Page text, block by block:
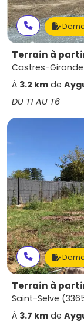
Terrain à
Castres-
À 3.2 km de
DU T1 AU T6
Terrain à
Saint-Selve
À 3.7 km de